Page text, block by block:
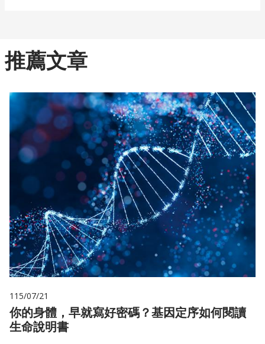
推薦文章
115/07/21
你的身體，早就寫好密碼？基因定序如何閱讀
生命說明書